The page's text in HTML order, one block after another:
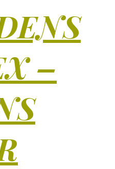
–